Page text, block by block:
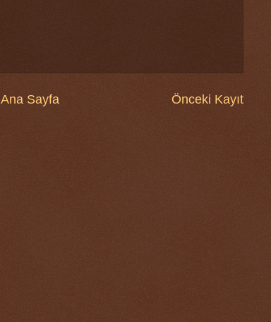
Önceki Kayıt
Ana Sayfa